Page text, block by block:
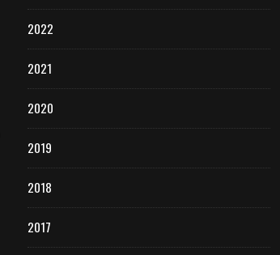
2022
2021
2020
2019
2018
2017